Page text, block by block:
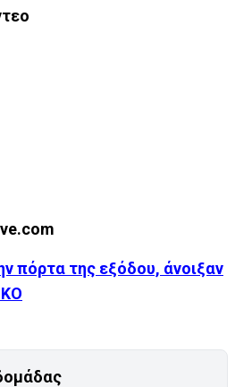
πόρτα της εξόδου, άνοιξαν